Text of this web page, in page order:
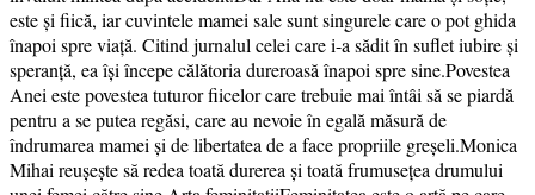
este și fiică, iar cuvintele mamei sale sunt singurele care o pot ghida
înapoi spre viață. Citind jurnalul celei care i-a sădit în suflet iubire și
speranță, ea își începe călătoria dureroasă înapoi spre sine.Povestea
Anei este povestea tuturor fiicelor care trebuie mai întâi să se piardă
pentru a se putea regăsi, care au nevoie în egală măsură de
îndrumarea mamei și de libertatea de a face propriile greșeli.Monica
Mihai reușește să redea toată durerea și toată frumusețea drumului